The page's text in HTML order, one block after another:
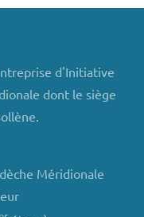
d'Initiative
dont le siège
Méridionale